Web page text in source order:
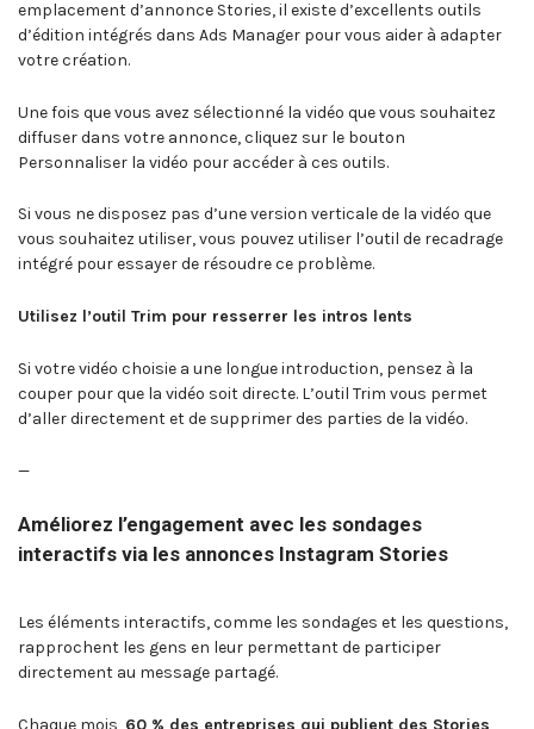
emplacement d’annonce Stories, il existe d’excellents outils
d’édition intégrés dans Ads Manager pour vous aider à adapter
votre création.
Une fois que vous avez sélectionné la vidéo que vous souhaitez
diffuser dans votre annonce, cliquez sur le bouton
Personnaliser la vidéo pour accéder à ces outils.
Si vous ne disposez pas d’une version verticale de la vidéo que
vous souhaitez utiliser, vous pouvez utiliser l’outil de recadrage
intégré pour essayer de résoudre ce problème.
Utilisez l’outil Trim pour resserrer les intros lents
Si votre vidéo choisie a une longue introduction, pensez à la
couper pour que la vidéo soit directe. L’outil Trim vous permet
d’aller directement et de supprimer des parties de la vidéo.
—
Améliorez l’engagement avec les sondages
interactifs via les annonces Instagram Stories
Les éléments interactifs, comme les sondages et les questions,
rapprochent les gens en leur permettant de participer
directement au message partagé.
Chaque mois, 60 % des entreprises qui publient des Stories